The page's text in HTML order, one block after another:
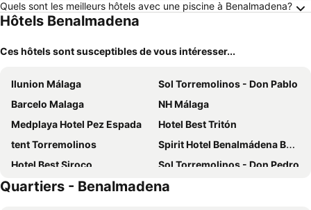
Quels sont les meilleurs hôtels avec une piscine à Benalmadena?
Hôtels Benalmadena
Ces hôtels sont susceptibles de vous intéresser...
Ilunion Málaga
Sol Torremolinos - Don Pablo
Barcelo Malaga
NH Málaga
Medplaya Hotel Pez Espada
Hotel Best Tritón
tent Torremolinos
Spirit Hotel Benalmádena Beach
Hotel Best Siroco
Sol Torremolinos - Don Pedro
Atarazanas Málaga Boutique Hotel
H10 Croma Malaga
Quartiers - Benalmadena